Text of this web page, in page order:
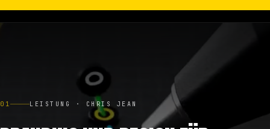
PRODUKTE
01 LEISTUNG · CHRIS JEAN